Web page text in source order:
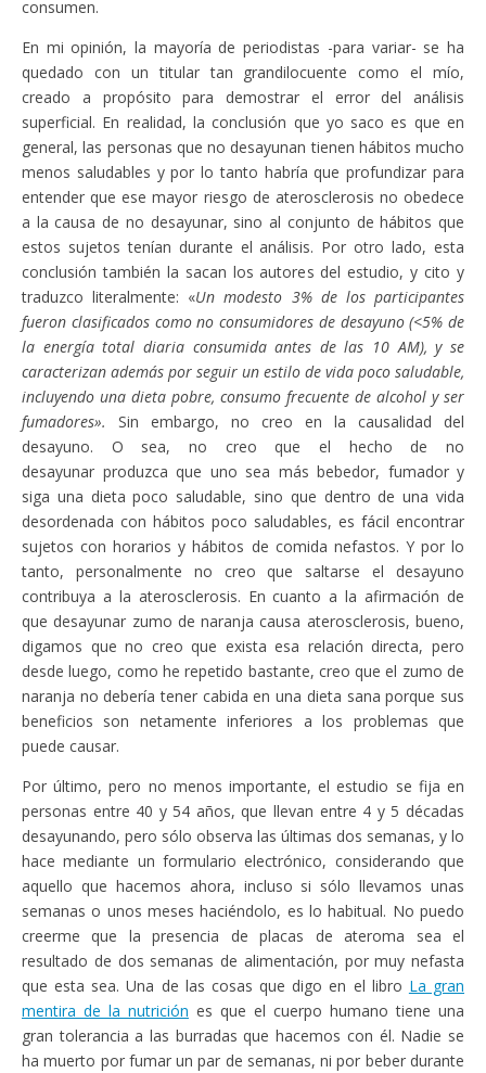
consumen.
En mi opinión, la mayoría de periodistas -para variar- se ha
quedado con un titular tan grandilocuente como el mío,
creado a propósito para demostrar el error del análisis
superficial. En realidad, la conclusión que yo saco es que en
general, las personas que no desayunan tienen hábitos mucho
menos saludables y por lo tanto habría que profundizar para
entender que ese mayor riesgo de aterosclerosis no obedece
a la causa de no desayunar, sino al conjunto de hábitos que
estos sujetos tenían durante el análisis. Por otro lado, esta
conclusión también la sacan los autores del estudio, y cito y
traduzco literalmente: «Un modesto 3% de los participantes
fueron clasificados como no consumidores de desayuno (<5% de
la energía total diaria consumida antes de las 10 AM), y se
caracterizan además por seguir un estilo de vida poco saludable,
incluyendo una dieta pobre, consumo frecuente de alcohol y ser
fumadores». Sin embargo, no creo en la causalidad del
desayuno. O sea, no creo que el hecho de no
desayunar produzca que uno sea más bebedor, fumador y
siga una dieta poco saludable, sino que dentro de una vida
desordenada con hábitos poco saludables, es fácil encontrar
sujetos con horarios y hábitos de comida nefastos. Y por lo
tanto, personalmente no creo que saltarse el desayuno
contribuya a la aterosclerosis. En cuanto a la afirmación de
que desayunar zumo de naranja causa aterosclerosis, bueno,
digamos que no creo que exista esa relación directa, pero
desde luego, como he repetido bastante, creo que el zumo de
naranja no debería tener cabida en una dieta sana porque sus
beneficios son netamente inferiores a los problemas que
puede causar.
Por último, pero no menos importante, el estudio se fija en
personas entre 40 y 54 años, que llevan entre 4 y 5 décadas
desayunando, pero sólo observa las últimas dos semanas, y lo
hace mediante un formulario electrónico, considerando que
aquello que hacemos ahora, incluso si sólo llevamos unas
semanas o unos meses haciéndolo, es lo habitual. No puedo
creerme que la presencia de placas de ateroma sea el
resultado de dos semanas de alimentación, por muy nefasta
que esta sea. Una de las cosas que digo en el libro La gran
mentira de la nutrición es que el cuerpo humano tiene una
gran tolerancia a las burradas que hacemos con él. Nadie se
ha muerto por fumar un par de semanas, ni por beber durante